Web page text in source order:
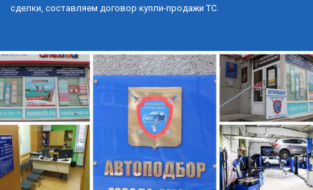
сделки, составляем договор купли-продажи ТС.